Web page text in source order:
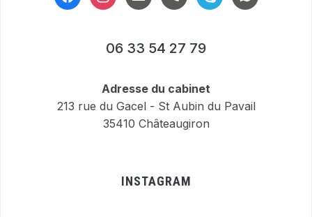
alt
06 33 54 27 79
Adresse du cabinet
213 rue du Gacel - St Aubin du Pavail
35410 Châteaugiron
INSTAGRAM